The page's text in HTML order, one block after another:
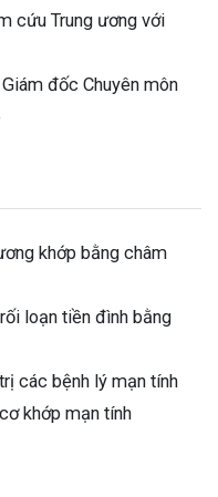
cứu Trung ương với
đốc Chuyên môn
khớp bằng châm
loạn tiền đình bằng
các bệnh lý mạn tính
khớp mạn tính